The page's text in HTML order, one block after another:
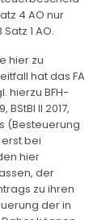
4 AO nur
1 AO.
hier zu
hat das FA
hierzu BFH-
BStBl II 2017,
(Besteuerung
bei
hier
der
zu ihren
der in